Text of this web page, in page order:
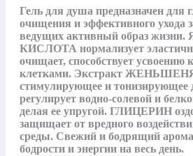
Гель для душа предназначен для
очищения и эффективного ухода
ведущих активный образ
КИСЛОТА нормализует
очищает, способствует усвоению
клетками. Экстракт
стимулирующее и тонизирующее
регулирует водно-солевой и
делая ее упругой. ГЛИЦЕРИН
защищает от вредного
среды. Свежий и бодрящий
бодрости и энергии на весь день.